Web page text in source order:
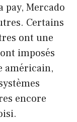
pay, Mercado
Certains
ont une
imposés
américain,
encore